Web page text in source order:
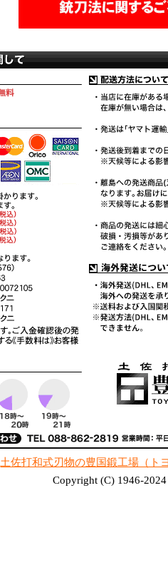
土佐打和式刃物の豊国鍛工場（ト
Copyright (C) 1946-